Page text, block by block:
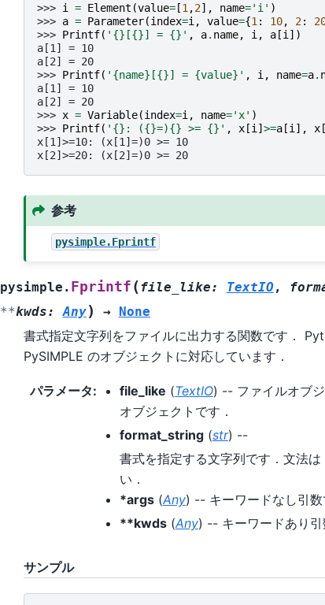
>>> i = Element (value=[1 ,2], name='i' )
>>> a = Parameter(index=i , value={1 : 10, 2:
>>> Printf( ' {} [{}] = {} ' , a. name, i , a[i ])
a[1] = 10
a[2] = 20
>>> Printf( ' {name} [{}] = {value} ' , i , name=a.
a[1] = 10
a[2] = 20
>>> x = Variable(index=i , name='x' )
>>> Printf( ' {} : ({}=){} >= {} ' , x[i ] >=a[i ], x[
x[1]>=10: (x[1]=)0 >= 10
x[2]>=20: (x[2]=)0 >= 20
参考
pysimple.Fprintf
pysimple. Fprintf (file_like: TextIO,
**kwds: Any) → None
書式指定文字列をファイルに出力する関数です．
PySIMPLE のオブジェクトに対応しています．
パラメータ: file_like (TextIO) -- ファイルオブ
オブジェクトです．
format_string(str) --
書式を指定する文字列です．文法は
い．
*args(Any) -- キーワードなし引数
**kwds(Any) -- キーワードあり引
サンプル